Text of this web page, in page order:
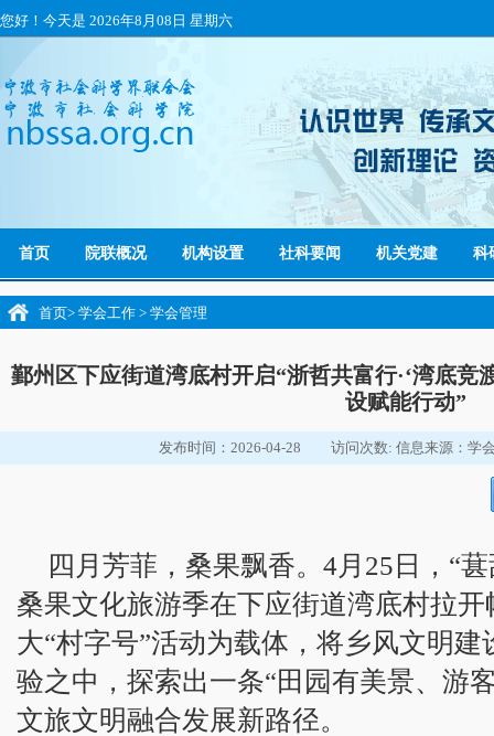
您好！今天是 2026年8月08日 星期六
首页 院联概况 机构设置 社科要闻 机关党建 科
首页> 学会工作 > 学会管理
鄞州区下应街道湾底村开启“浙哲共富行·‘湾底竞
设赋能行动”
发布时间：2026-04-28 访问次数: 信息来源：学
四月芳菲，桑果飘香。4月25日，“
桑果文化旅游季在下应街道湾底村拉
大“村字号”活动为载体，将乡风文明
验之中，探索出一条“田园有美景、游
文旅文明融合发展新路径。